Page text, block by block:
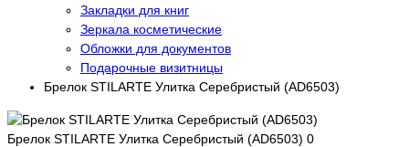
Закладки для книг
Зеркала косметические
Обложки для документов
Подарочные визитницы
Брелок STILARTE Улитка Серебристый (AD6503)
Брелок STILARTE Улитка Серебристый (AD6503) 0